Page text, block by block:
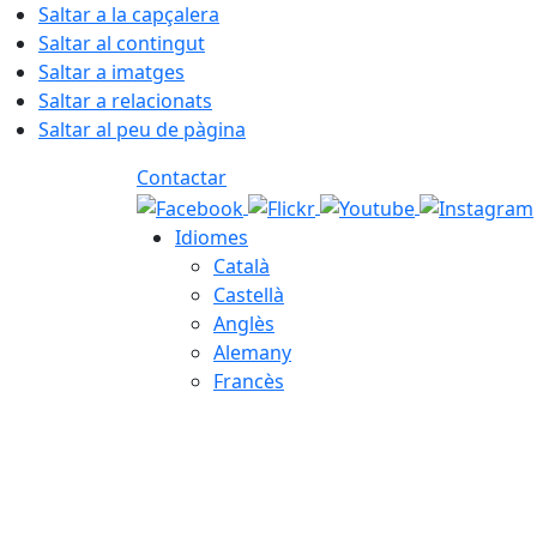
Saltar a la capçalera
Saltar al contingut
Saltar a imatges
Saltar a relacionats
Saltar al peu de pàgina
Contactar
Idiomes
Català
Castellà
Anglès
Alemany
Francès